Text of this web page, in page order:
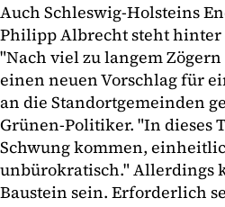
Auch Schleswig-Holsteins
Philipp Albrecht steht
"Nach viel zu langem
einen neuen Vorschlag für
an die Standortgemeinden
Grünen-Politiker. "In dieses
Schwung kommen,
unbürokratisch." Allerdings
Baustein sein. Erforderlich